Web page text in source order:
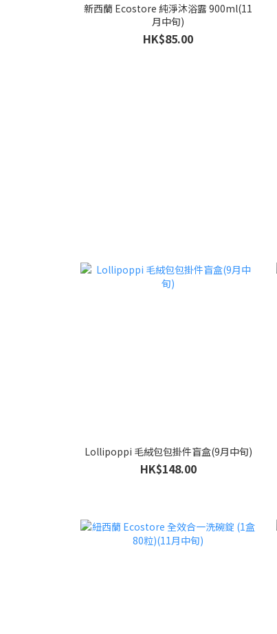
新西蘭 Ecostore 純淨沐浴露 900ml(11
月中旬)
HK$85.00
Lollipoppi 毛絨包包掛件盲盒(9月中旬)
HK$148.00